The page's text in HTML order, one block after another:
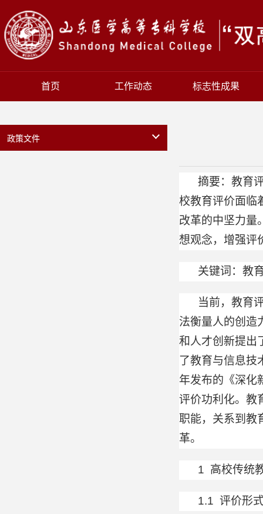
首页 工作动态 标志性成果
政策文件
摘要：教育
校教育评价面临
改革的中坚力量
想观念，增强评
关键词：教
当前，教育
法衡量人的创造
和人才创新提出
了教育与信息技
年发布的《深化
评价功利化。教
职能，关系到教
革。
1 高校传统
1.1 评价形